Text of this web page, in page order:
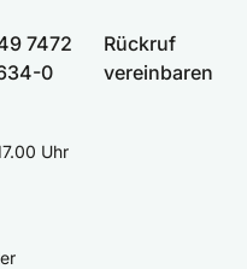
7472
0
Rückruf
vereinbaren
Uhr